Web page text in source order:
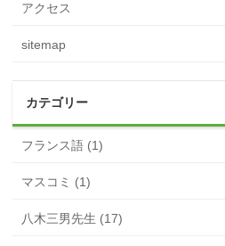
アクセス
sitemap
カテゴリー
フランス語 (1)
マスコミ (1)
八木三男先生 (17)